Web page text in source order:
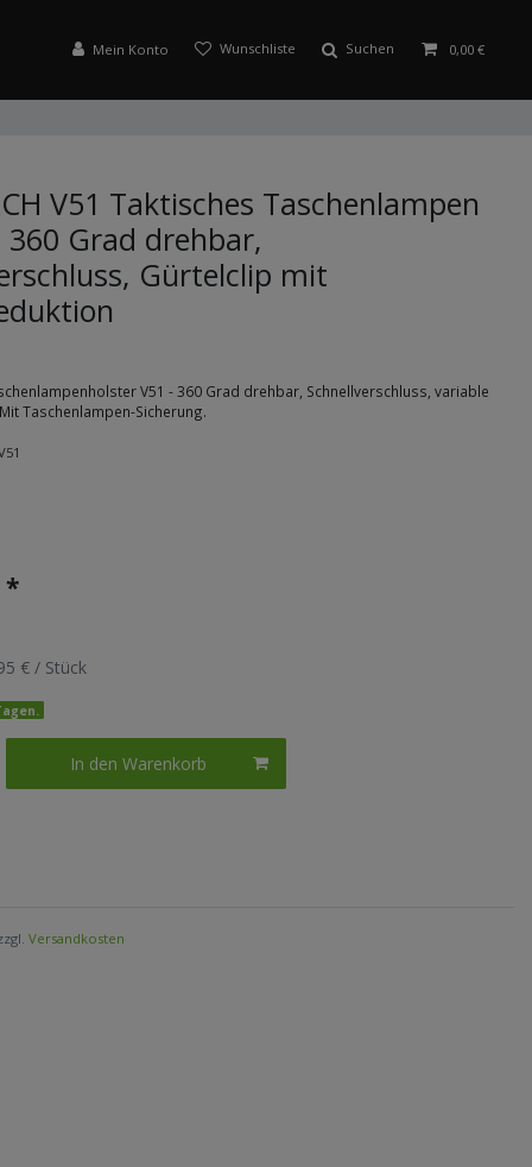
Mein Konto Suchen 0,00 €
V51 Taktisches Taschenlampen
360 Grad drehbar,
Gürtelclip mit
V51 - 360 Grad drehbar, Schnellverschluss, variable
Taschenlampen-Sicherung.
*
€ / Stück
In den Warenkorb
Versandkosten